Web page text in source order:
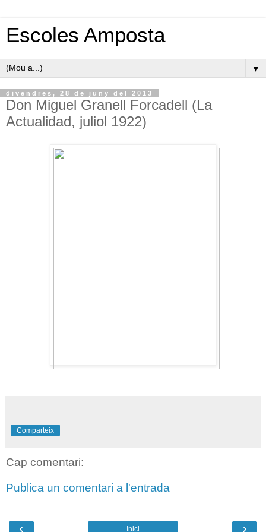
Escoles Amposta
▼
divendres, 28 de juny del 2013
Don Miguel Granell Forcadell (La
Actualidad, juliol 1922)
Comparteix
Cap comentari:
Publica un comentari a l'entrada
‹ ›
Inici